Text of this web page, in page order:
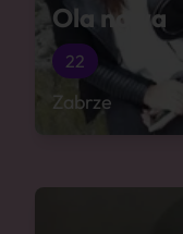
Ola nowa
22
Zabrze